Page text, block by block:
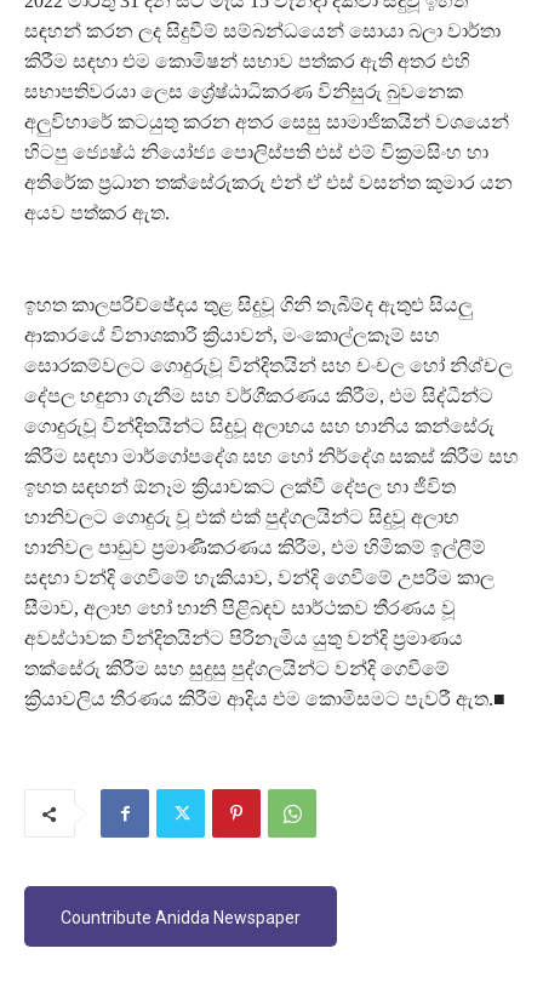
සඳහන් කරන ලද සිදුවීම් සම්බන්ධයෙන් සොයා බලා වාර්තා
කිරීම සඳහා එම කොමිෂන් සභාව පත්කර ඇති අතර එහි
සභාපතිවරයා ලෙස ශ්‍රේෂ්ඨාධිකරණ විනිසුරු බුවනෙක
අලුවිහාරේ කටයුතු කරන අතර සෙසු සාමාජිකයින් වශයෙන්
හිටපු ජ්‍යෙෂ්ඨ නියෝජ්‍ය පොලිස්පති එස් එම් වික්‍රමසිංහ හා
අතිරේක ප්‍රධාන තක්සේරුකරු එන් ඒ එස් වසන්ත කුමාර යන
අයව පත්කර ඇත.
ඉහත කාලපරිච්ඡේදය තුළ සිදුවූ ගිනි තැබීම්ද ඇතුළු සියලු
ආකාරයේ විනාශකාරී ක්‍රියාවන්, මංකොල්ලකෑම් සහ
සොරකම්වලට ගොදුරුවූ වින්දිතයින් සහ චංචල හෝ නිශ්චල
දේපල හඳුනා ගැනීම සහ වර්ගීකරණය කිරීම, එම සිද්ධීන්ට
ගොදුරුවූ වින්දිතයින්ට සිදුවූ අලාභය සහ හානිය කන්සේරු
කිරීම සඳහා මාර්ගෝපදේශ සහ හෝ නිර්දේශ සකස් කිරීම සහ
ඉහත සඳහන් ඕනෑම ක්‍රියාවකට ලක්වී දේපල හා ජීවිත
හානිවලට ගොදුරු වූ එක් එක් පුද්ගලයින්ට සිදුවූ අලාභ
හානිවල පාඩුව ප්‍රමාණීකරණය කිරීම, එම හිමිකම් ඉල්ලීම්
සඳහා වන්දි ගෙවීමේ හැකියාව, වන්දි ගෙවීමේ උපරිම කාල
සීමාව, අලාභ හෝ හානි පිළිබඳව සාර්ථකව තීරණය වූ
අවස්ථාවක වින්දිතයින්ට පිරිනැමිය යුතු වන්දි ප්‍රමාණය
තක්සේරු කිරීම සහ සුදුසු පුද්ගලයින්ට වන්දි ගෙවීමේ
ක්‍රියාවලිය තීරණය කිරීම ආදිය එම කොමිසමට පැවරී ඇත.■
Countribute Anidda Newspaper